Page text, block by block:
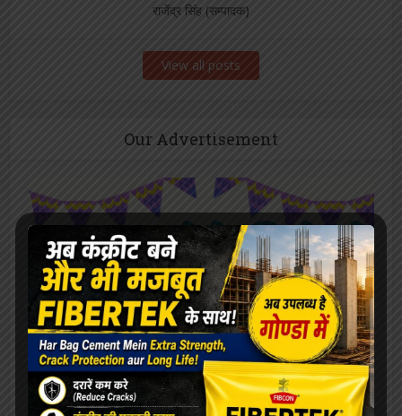
राजेंद्र सिंह (सम्पादक)
View all posts
Our Advertisement